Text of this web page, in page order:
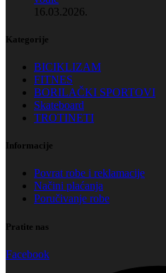
16.03.2026.
Kategorije
BICIKLIZAM
FITNES
BORILAČKI SPORTOVI
Skateboard
TROTINETI
Informacije
Povrat robe i reklamacije
Načini plaćanja
Poručivanje robe
Pratite nas
Facebook